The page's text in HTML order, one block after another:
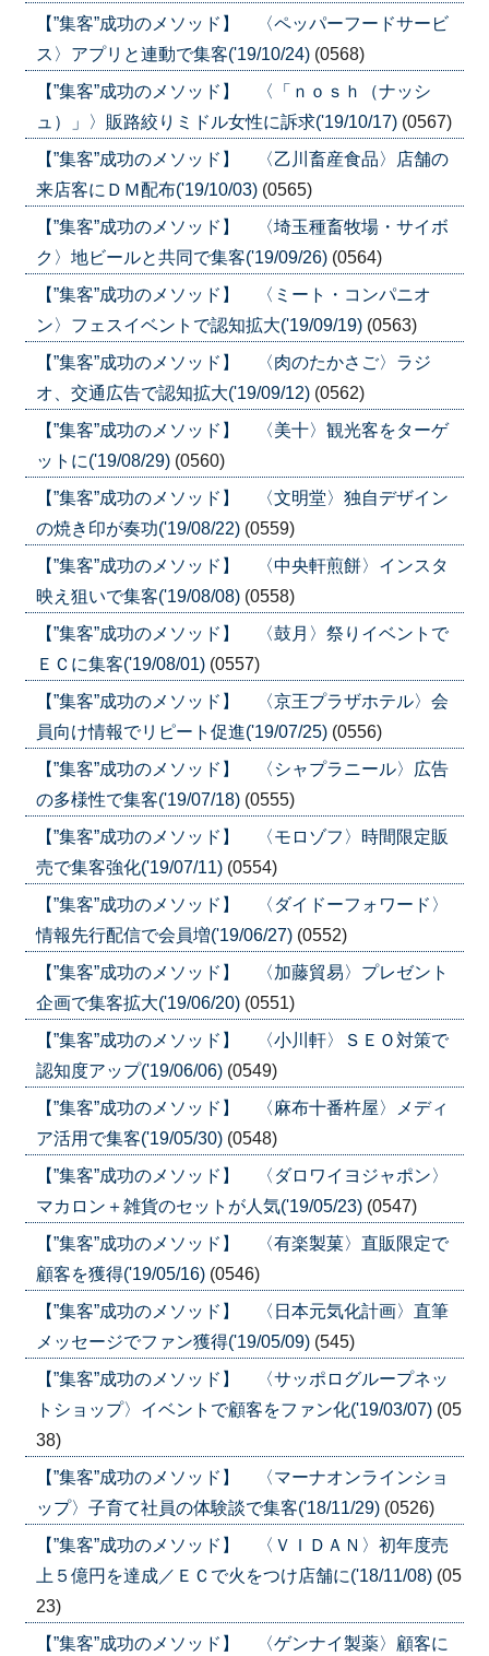
【”集客”成功のメソッド】 〈ペッパーフードサービ
ス〉アプリと連動で集客('19/10/24) (0568)
【”集客”成功のメソッド】 〈「ｎｏｓｈ（ナッシ
ュ）」〉販路絞りミドル女性に訴求('19/10/17) (0567)
【”集客”成功のメソッド】 〈乙川畜産食品〉店舗の
来店客にＤＭ配布('19/10/03) (0565)
【”集客”成功のメソッド】 〈埼玉種畜牧場・サイボ
ク〉地ビールと共同で集客('19/09/26) (0564)
【”集客”成功のメソッド】 〈ミート・コンパニオ
ン〉フェスイベントで認知拡大('19/09/19) (0563)
【”集客”成功のメソッド】 〈肉のたかさご〉ラジ
オ、交通広告で認知拡大('19/09/12) (0562)
【”集客”成功のメソッド】 〈美十〉観光客をターゲ
ットに('19/08/29) (0560)
【”集客”成功のメソッド】 〈文明堂〉独自デザイン
の焼き印が奏功('19/08/22) (0559)
【”集客”成功のメソッド】 〈中央軒煎餅〉インスタ
映え狙いで集客('19/08/08) (0558)
【”集客”成功のメソッド】 〈鼓月〉祭りイベントで
ＥＣに集客('19/08/01) (0557)
【”集客”成功のメソッド】 〈京王プラザホテル〉会
員向け情報でリピート促進('19/07/25) (0556)
【”集客”成功のメソッド】 〈シャプラニール〉広告
の多様性で集客('19/07/18) (0555)
【”集客”成功のメソッド】 〈モロゾフ〉時間限定販
売で集客強化('19/07/11) (0554)
【”集客”成功のメソッド】 〈ダイドーフォワード〉
情報先行配信で会員増('19/06/27) (0552)
【”集客”成功のメソッド】 〈加藤貿易〉プレゼント
企画で集客拡大('19/06/20) (0551)
【”集客”成功のメソッド】 〈小川軒〉ＳＥＯ対策で
認知度アップ('19/06/06) (0549)
【”集客”成功のメソッド】 〈麻布十番杵屋〉メディ
ア活用で集客('19/05/30) (0548)
【”集客”成功のメソッド】 〈ダロワイヨジャポン〉
マカロン＋雑貨のセットが人気('19/05/23) (0547)
【”集客”成功のメソッド】 〈有楽製菓〉直販限定で
顧客を獲得('19/05/16) (0546)
【”集客”成功のメソッド】 〈日本元気化計画〉直筆
メッセージでファン獲得('19/05/09) (545)
【”集客”成功のメソッド】 〈サッポログループネッ
トショップ〉イベントで顧客をファン化('19/03/07) (05
38)
【”集客”成功のメソッド】 〈マーナオンラインショ
ップ〉子育て社員の体験談で集客('18/11/29) (0526)
【”集客”成功のメソッド】 〈ＶＩＤＡＮ〉初年度売
上５億円を達成／ＥＣで火をつけ店舗に('18/11/08) (05
23)
【”集客”成功のメソッド】 〈ゲンナイ製薬〉顧客に